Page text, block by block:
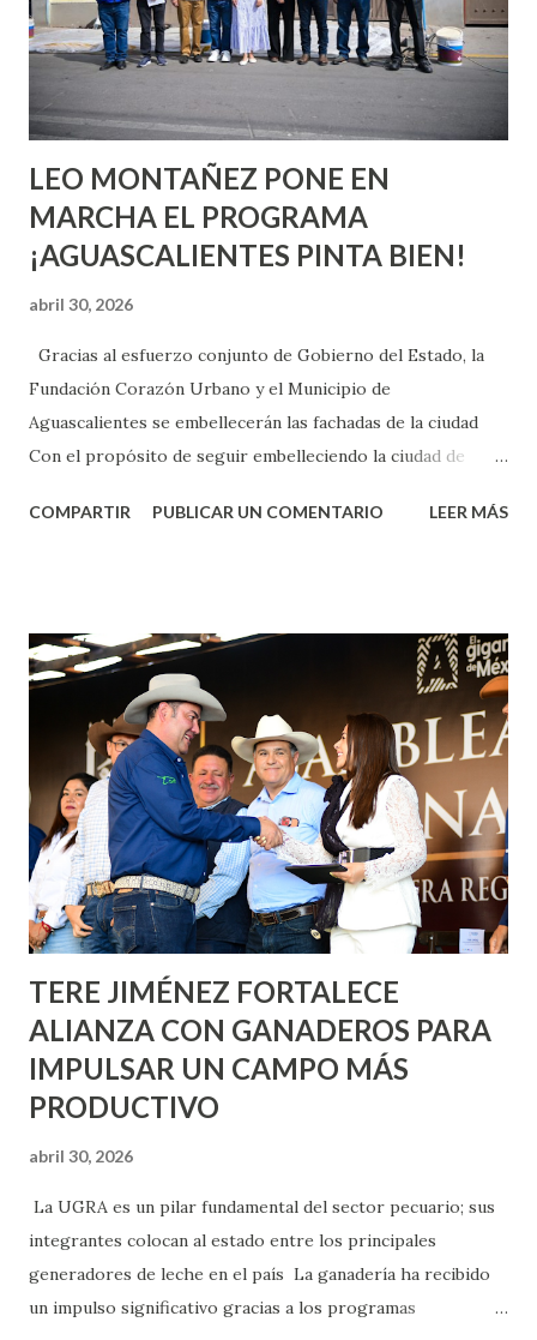
pienses que el sexo será increíble y no puedas esperar para
experimentarlo, pero como cualquier persona con
experiencia te dirá, siempre es mejor cuando ambas partes
son suficientemen...
LEO MONTAÑEZ PONE EN
MARCHA EL PROGRAMA
¡AGUASCALIENTES PINTA BIEN!
abril 30, 2026
Gracias al esfuerzo conjunto de Gobierno del Estado, la
Fundación Corazón Urbano y el Municipio de
Aguascalientes se embellecerán las fachadas de la ciudad
Con el propósito de seguir embelleciendo la ciudad de
municipal, Leo Montañez dio inicio al programa
Corazón Urbano y el Municipio capital. Leo Montañez
informó que en este programa se usarán cerca de 90 mil
metros cuadrados de pintura, para dar inicio en la calle
Nieto, entre Jesús F. Elizondo y la calle 22 de Octubre, con
lo que se aplicará pintura en 66 casas. Posteriormente se
llevará este programa a Villas de Nuestra Señora de la
Asunción, Avenida Alameda y Decreto 27 de Septiembre, en
los edificios FOVISSSTE Ojo de Agua, en la comunidad
Norias de Paso Hondo y en los edificios de...
COMPARTIR PUBLICAR UN COMENTARIO LEER MÁS
TERE JIMÉNEZ FORTALECE
ALIANZA CON GANADEROS PARA
IMPULSAR UN CAMPO MÁS
PRODUCTIVO
abril 30, 2026
La UGRA es un pilar fundamental del sector pecuario; sus
integrantes colocan al estado entre los principales
generadores de leche en el país La ganadería ha recibido
un impulso significativo gracias a los programas